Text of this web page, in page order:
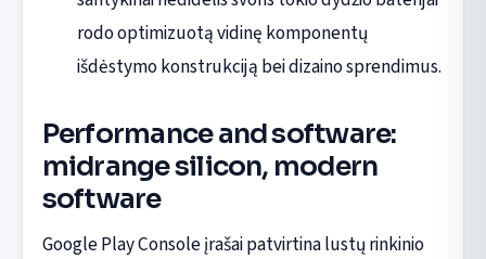
rodo optimizuotą vidinę komponentų
išdėstymo konstrukciją bei dizaino sprendimus.
Performance and software:
midrange silicon, modern
software
Google Play Console įrašai patvirtina lustų rinkinio